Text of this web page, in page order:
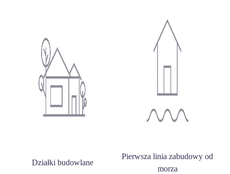
Działki budowlane
Pierwsza linia zabudowy od
morza